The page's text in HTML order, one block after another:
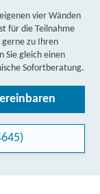
Seele-
38100
vier Wänden
für die Teilnahme
gerne zu Ihren
Sie gleich einen
Sofortberatung.